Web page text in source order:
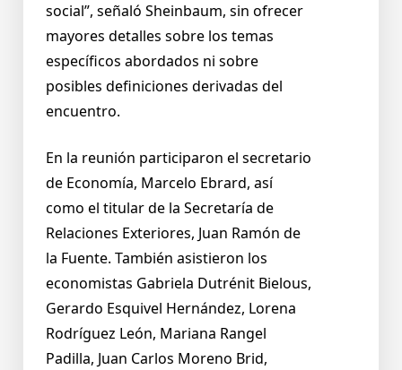
social”, señaló Sheinbaum, sin ofrecer
mayores detalles sobre los temas
específicos abordados ni sobre
posibles definiciones derivadas del
encuentro.
En la reunión participaron el secretario
de Economía, Marcelo Ebrard, así
como el titular de la Secretaría de
Relaciones Exteriores, Juan Ramón de
la Fuente. También asistieron los
economistas Gabriela Dutrénit Bielous,
Gerardo Esquivel Hernández, Lorena
Rodríguez León, Mariana Rangel
Padilla, Juan Carlos Moreno Brid,